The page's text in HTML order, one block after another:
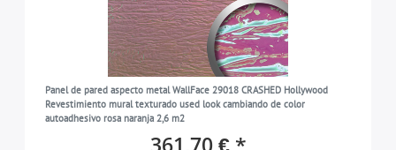
Panel de pared aspecto metal WallFace 29018 CRASHED Hollywood
Revestimiento mural texturado used look cambiando de color
autoadhesivo rosa naranja 2,6 m2